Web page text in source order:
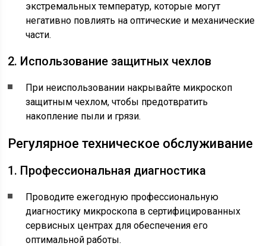
экстремальных температур, которые могут
негативно повлиять на оптические и механические
части.
2. Использование защитных чехлов
При неиспользовании накрывайте микроскоп
защитным чехлом, чтобы предотвратить
накопление пыли и грязи.
Регулярное техническое обслуживание
1. Профессиональная диагностика
Проводите ежегодную профессиональную
диагностику микроскопа в сертифицированных
сервисных центрах для обеспечения его
оптимальной работы.